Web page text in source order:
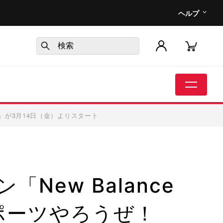
ヘルプ
3月14日（金）よりスタート
「New Balance
ツやろうぜ！